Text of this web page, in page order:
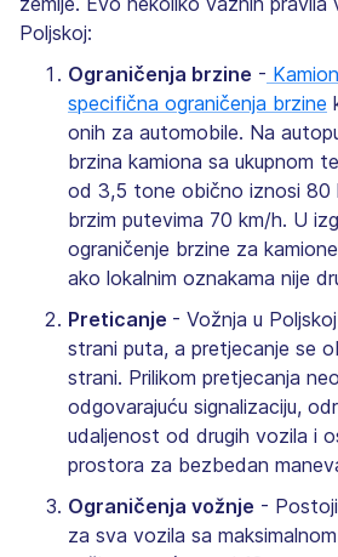
Poljskoj:
Ograničenja brzine -
specifična ograničenja brzine
onih za automobile. Na
brzina kamiona sa ukupnom
od 3,5 tone obično iznosi 80
brzim putevima 70 km/h. U
ograničenje brzine za
ako lokalnim oznakama nije
Preticanje - Vožnja u
strani puta, a pretjecanje se
strani. Prilikom pretjecanja
odgovarajuću signalizaciju,
udaljenost od drugih vozila i
prostora za bezbedan
Ograničenja vožnje -
za sva vozila sa